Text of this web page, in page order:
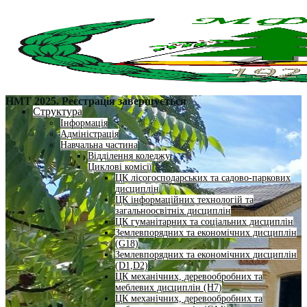
Структура
Інформація
Адміністрація
Навчальна частина
Відділення коледжу
Циклові комісії
ЦК лісогосподарських та садово-паркових
дисциплін
ЦК інформаційних технологій та
загальноосвітніх дисциплін
ЦК гуманітарних та соціальних дисциплін
Землевпорядних та економічних дисциплін
(G18)
Землевпорядних та економічних дисциплін
(D1,D2)
ЦК механічних, деревообробних та
меблевих дисциплін (H7)
ЦК механічних, деревообробних та
НМТ 2025. Реєстрація завершується